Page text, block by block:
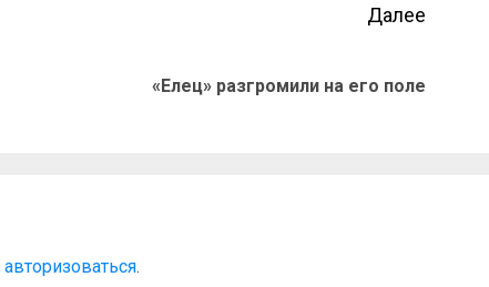
Далее
«Елец» разгромили на его поле
авторизоваться.